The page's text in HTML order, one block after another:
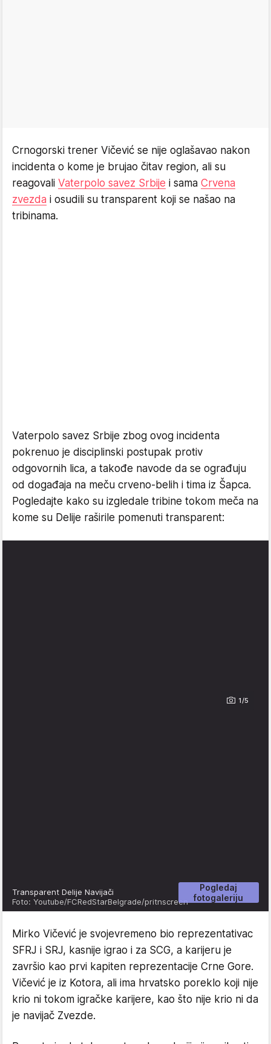
Crnogorski trener Vičević se nije oglašavao nakon
incidenta o kome je brujao čitav region, ali su
reagovali Vaterpolo savez Srbije i sama Crvena
zvezda i osudili su transparent koji se našao na
tribinama.
Vaterpolo savez Srbije zbog ovog incidenta
pokrenuo je disciplinski postupak protiv
odgovornih lica, a takođe navode da se ograđuju
od događaja na meču crveno-belih i tima iz Šapca.
Pogledajte kako su izgledale tribine tokom meča na
kome su Delije raširile pomenuti transparent:
1/5
Pogledaj
fotogaleriju
Transparent Delije Navijači
Foto: Youtube/FCRedStarBelgrade/pritnscreen
Mirko Vičević je svojevremeno bio reprezentativac
SFRJ i SRJ, kasnije igrao i za SCG, a karijeru je
završio kao prvi kapiten reprezentacije Crne Gore.
Vičević je iz Kotora, ali ima hrvatsko poreklo koji nije
krio ni tokom igračke karijere, kao što nije krio ni da
je navijač Zvezde.